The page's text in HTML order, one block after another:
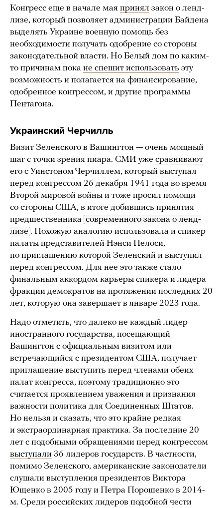
Конгресс еще в начале мая принял закон о ленд-
лизе, который позволяет администрации Байдена
выделять Украине военную помощь без
необходимости получать одобрение со стороны
законодательной власти. Но Белый дом по каким-
то причинам пока не спешит использовать эту
возможность и полагается на финансирование,
одобренное конгрессом, и другие программы
Пентагона.
Украинский Черчилль
Визит Зеленского в Вашингтон — очень мощный
шаг с точки зрения пиара. СМИ уже сравнивают
его с Уинстоном Черчиллем, который выступал
перед конгрессом 26 декабря 1941 года во время
Второй мировой войны и тоже просил помощи
со стороны США, в итоге добившись принятия
предшественника современного закона о ленд-
лизе . Похожую аналогию использовала и спикер
палаты представителей Нэнси Пелоси,
по приглашению которой Зеленский и выступил
перед конгрессом. Для нее это также стало
финальным аккордом карьеры спикера и лидера
фракции демократов на протяжении последних 20
лет, которую она завершает в январе 2023 года.
Надо отметить, что далеко не каждый лидер
иностранного государства, посещающий
Вашингтон с официальным визитом или
встречающийся с президентом США, получает
приглашение выступить перед членами обеих
палат конгресса, поэтому традиционно это
считается проявлением уважения и признания
важности политика для Соединенных Штатов.
Но нельзя и сказать, что это крайне редкая
и экстраординарная практика. За последние 20
лет с подобными обращениями перед конгрессом
выступали 36 лидеров государств. В частности,
помимо Зеленского, американские законодатели
слушали выступления президентов Виктора
Ющенко в 2005 году и Петра Порошенко в 2014-
м. Среди российских лидеров подобной чести